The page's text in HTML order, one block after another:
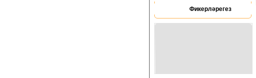
Фикерләрегез